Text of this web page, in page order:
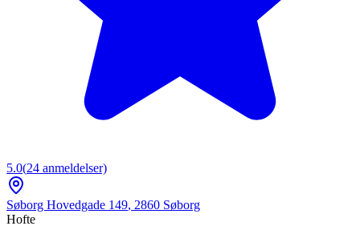
5.0(24 anmeldelser)
Søborg Hovedgade 149, 2860 Søborg
Hofte